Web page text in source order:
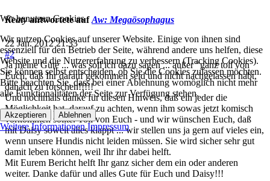
Keatyantwortete aufAw: Megaösophagus
22 Jan. 2012 21:33
#2
Ja meine Güte ... was soll ich dazu sagen ... außer "ganz toll von
Euch, daß Ihr darauf gekommen seid und nicht nachgelassen habt,
danach zu forschen!!!!!
Und nochmals danke für diesen Hinweis, daß ein jeder die
Möglichkeit hat, darauf zu achten, wenn ihm sowas jetzt komisch
vorkommen sollte. Toll von Euch - und wir wünschen Euch, daß
mit Daisy soweit alles klappt ... wir stellen uns ja gern auf vieles ein,
wenn unsere Hundis nicht leiden müssen. Sie wird sicher sehr gut
damit leben können, weil Ihr ihr dabei helft.
Mit Eurem Bericht helft Ihr ganz sicher dem ein oder anderen
weiter. Danke dafür und alles Gute für Euch und Daisy!!!
Wir benutzen Cookies
Wir nutzen Cookies auf unserer Website. Einige von ihnen sind
essenziell für den Betrieb der Seite, während andere uns helfen, diese
Website und die Nutzererfahrung zu verbessern (Tracking Cookies).
Sie können selbst entscheiden, ob Sie die Cookies zulassen möchten.
Bitte beachten Sie, dass bei einer Ablehnung womöglich nicht mehr
alle Funktionalitäten der Seite zur Verfügung stehen.
Akzeptieren Ablehnen
Weitere Informationen Impressum